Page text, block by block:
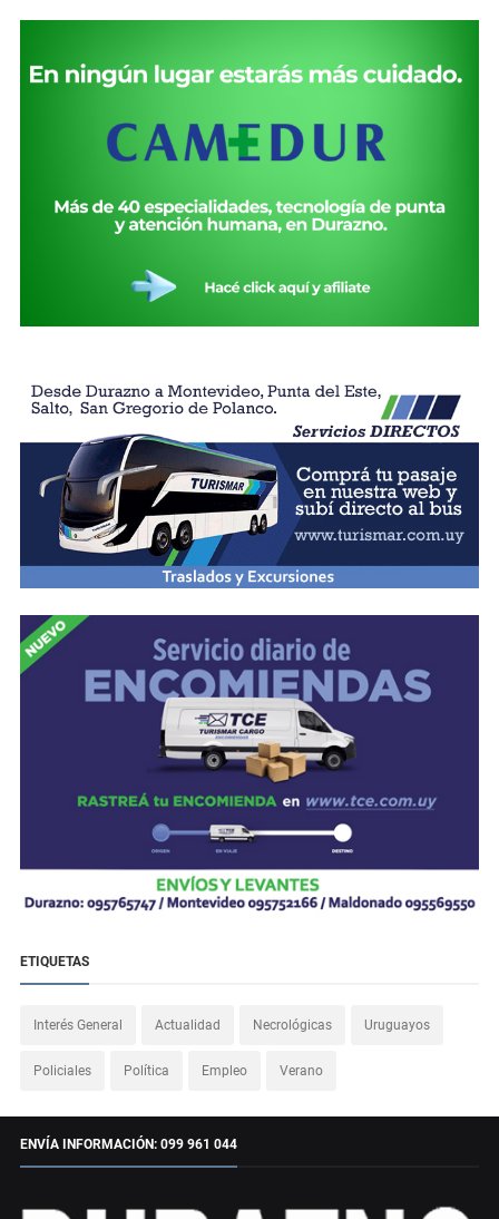
ETIQUETAS
Interés General Actualidad Necrológicas Uruguayos
Policiales Política Empleo Verano
ENVÍA INFORMACIÓN: 099 961 044